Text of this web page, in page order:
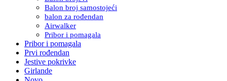
Balon broj samostojeći
balon za rođendan
Airwalker
Pribor i pomagala
Pribor i pomagala
Prvi rođendan
Jestive pokrivke
Girlande